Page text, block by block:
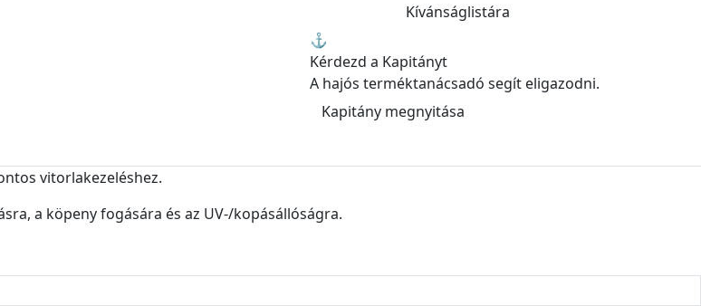
Kívánságlistára
⚓
Kérdezd a Kapitányt
A hajós terméktanácsadó segít eligazodni.
Kapitány megnyitása
vitorlakezeléshez.
a köpeny fogására és az UV-/kopásállóságra.